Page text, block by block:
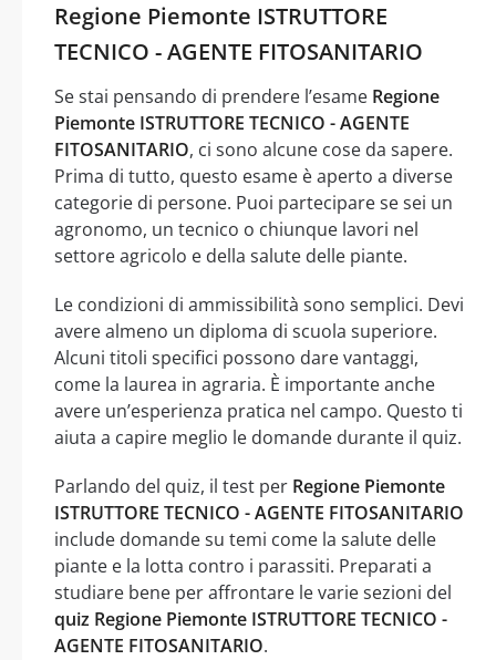
Regione Piemonte ISTRUTTORE
TECNICO - AGENTE FITOSANITARIO
Se stai pensando di prendere l’esame Regione
Piemonte ISTRUTTORE TECNICO - AGENTE
FITOSANITARIO, ci sono alcune cose da sapere.
Prima di tutto, questo esame è aperto a diverse
categorie di persone. Puoi partecipare se sei un
agronomo, un tecnico o chiunque lavori nel
settore agricolo e della salute delle piante.
Le condizioni di ammissibilità sono semplici. Devi
avere almeno un diploma di scuola superiore.
Alcuni titoli specifici possono dare vantaggi,
come la laurea in agraria. È importante anche
avere un’esperienza pratica nel campo. Questo ti
aiuta a capire meglio le domande durante il quiz.
Parlando del quiz, il test per Regione Piemonte
ISTRUTTORE TECNICO - AGENTE FITOSANITARIO
include domande su temi come la salute delle
piante e la lotta contro i parassiti. Preparati a
studiare bene per affrontare le varie sezioni del
quiz Regione Piemonte ISTRUTTORE TECNICO -
AGENTE FITOSANITARIO.